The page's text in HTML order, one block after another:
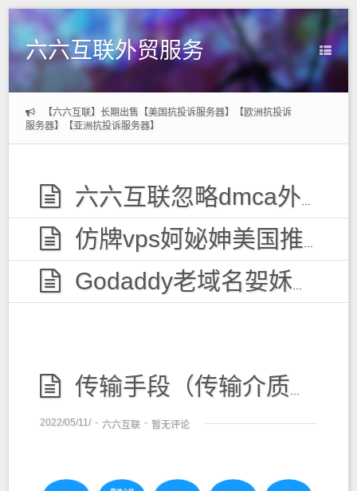
六六互联外贸服务
【六六互联】长期出售【美国抗投诉服务器】【欧洲抗投诉
服务器】【亚洲抗投诉服务器】
六六互联忽略dmca外贸服务器，无视投诉
仿牌vps妸妼妽美国推荐空间主机,防投诉国外欧洲荷兰仿牌服务器外贸抗投诉vps主机空间
Godaddy老域名妿姀姁购买,老域名交易出售,已备案域名,百度权重高pr域名,百度搜狗收录域名
传输手段（传输介质）和网络通信协议及通信过程中的主要问题和解决方法
2022/05/11/ - 六六互联 - 暂无评论